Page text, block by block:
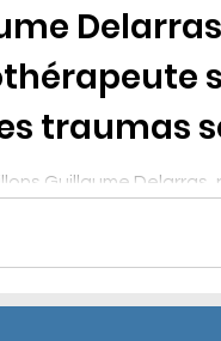
traumas
Guillaume Delarras,
il propose un suivi